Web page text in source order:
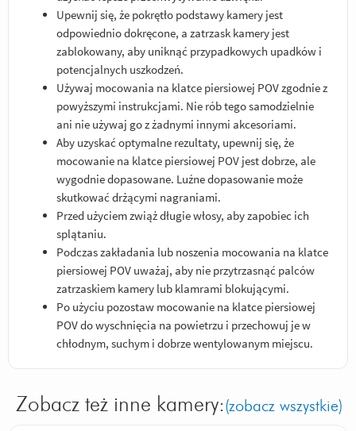
Upewnij się, że pokrętło podstawy kamery jest
odpowiednio dokręcone, a zatrzask kamery jest
zablokowany, aby uniknąć przypadkowych upadków i
potencjalnych uszkodzeń.
Używaj mocowania na klatce piersiowej POV zgodnie z
powyższymi instrukcjami. Nie rób tego samodzielnie
ani nie używaj go z żadnymi innymi akcesoriami.
Aby uzyskać optymalne rezultaty, upewnij się, że
mocowanie na klatce piersiowej POV jest dobrze, ale
wygodnie dopasowane. Luźne dopasowanie może
skutkować drżącymi nagraniami.
Przed użyciem zwiąż długie włosy, aby zapobiec ich
splątaniu.
Podczas zakładania lub noszenia mocowania na klatce
piersiowej POV uważaj, aby nie przytrzasnąć palców
zatrzaskiem kamery lub klamrami blokującymi.
Po użyciu pozostaw mocowanie na klatce piersiowej
POV do wyschnięcia na powietrzu i przechowuj je w
chłodnym, suchym i dobrze wentylowanym miejscu.
Zobacz też inne kamery:(zobacz wszystkie)